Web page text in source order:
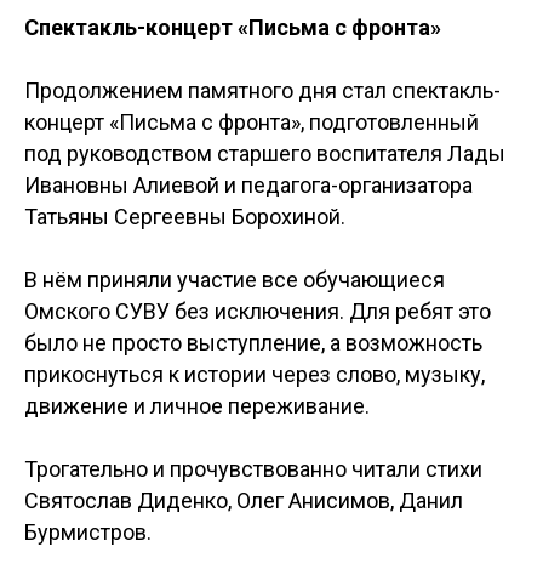
Спектакль-концерт «Письма с фронта»
Продолжением памятного дня стал спектакль-
концерт «Письма с фронта», подготовленный
под руководством старшего воспитателя Лады
Ивановны Алиевой и педагога-организатора
Татьяны Сергеевны Борохиной.
В нём приняли участие все обучающиеся
Омского СУВУ без исключения. Для ребят это
было не просто выступление, а возможность
прикоснуться к истории через слово, музыку,
движение и личное переживание.
Трогательно и прочувствованно читали стихи
Святослав Диденко, Олег Анисимов, Данил
Бурмистров.